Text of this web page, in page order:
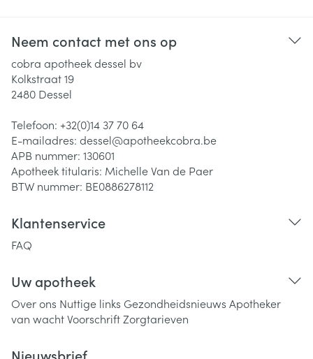
Neem contact met ons op
cobra apotheek dessel bv
Kolkstraat 19
2480 Dessel
Telefoon: +32(0)14 37 70 64
E-mailadres: dessel@apotheekcobra.be
APB nummer: 130601
Apotheek titularis: Michelle Van de Paer
BTW nummer: BE0886278112
Klantenservice
FAQ
Uw apotheek
Over ons Nuttige links Gezondheidsnieuws Apotheker
van wachtVoorschriftZorgtarieven
Nieuwsbrief